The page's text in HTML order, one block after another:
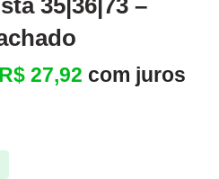
35|36|73 –
R$ 27,92 com juros